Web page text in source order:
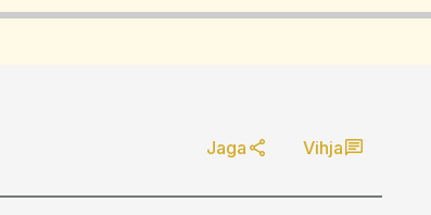
Jaga Vihja